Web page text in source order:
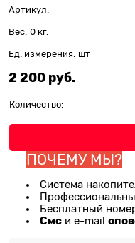
Артикул:
Вес: 0 кг.
Ед. измерения: шт
2 200 руб.
Количество:
ПОЧЕМУ МЫ?
Система
Бесплатный
Смс и e-mail